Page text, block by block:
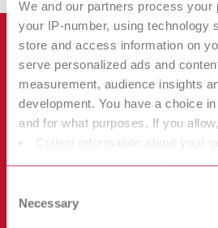
We and our partners process your
your IP-number, using technology
store and access information on
serve personalized ads and
measurement, audience insights
development. You have a choice
and for what purposes. If you
Collect information about your
characteristics (fingerprinting)
Find out more about how your
Selection
Necessary